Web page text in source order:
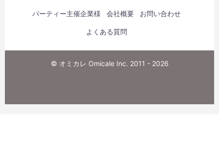
パーティー主催企業様 会社概要 お問い合わせ
よくある質問
© オミカレ Omicale Inc. 2011 - 2026